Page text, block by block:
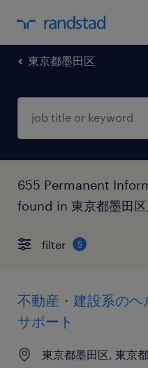
東京都墨田区
655 Permanent
found in 東京都墨田
filter 5
不動産・建設系の
サポート
東京都墨田区, 東京都